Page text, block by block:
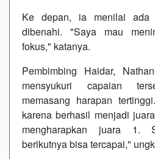
Ke depan, ia menilai
dibenahi. "Saya mau
fokus," katanya.
Pembimbing Haidar,
mensyukuri capaian
memasang harapan
karena berhasil menjadi
mengharapkan juara 1.
berikutnya bisa tercapai,"